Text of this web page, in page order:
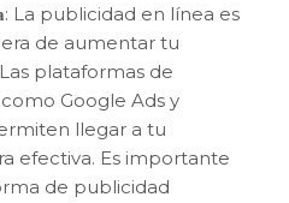
: La publicidad en línea es
de aumentar tu
plataformas de
Google Ads y
llegar a tu
efectiva. Es importante
de publicidad